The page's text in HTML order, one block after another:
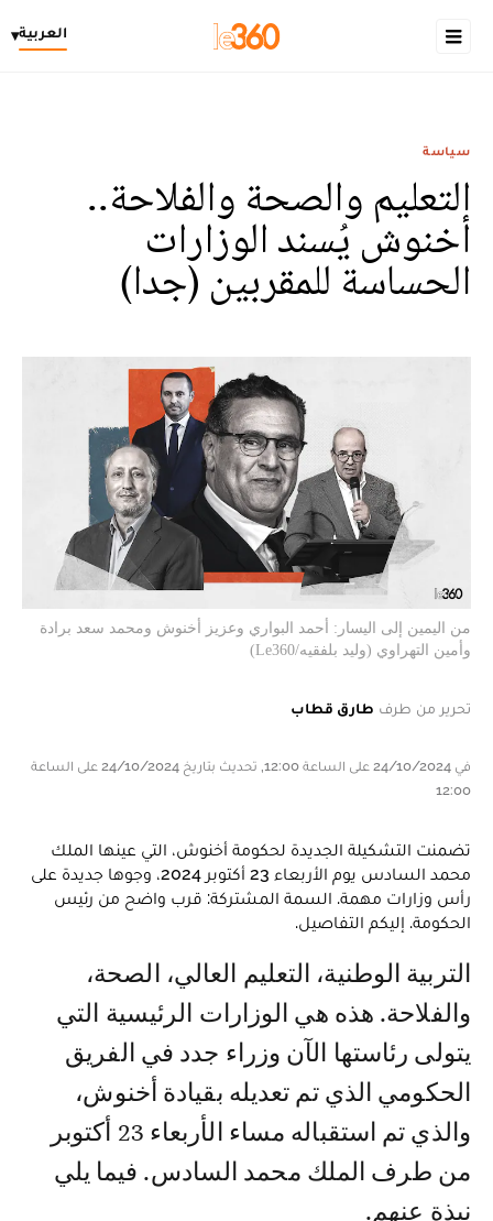
العربية▾
سياسة
التعليم والصحة والفلاحة..
أخنوش يُسند الوزارات
الحساسة للمقربين (جدا)
من اليمين إلى اليسار: أحمد البواري وعزيز أخنوش ومحمد سعد برادة
وأمين التهراوي (وليد بلفقيه/Le360)
تحرير من طرف طارق قطاب
في 24/10/2024 على الساعة 12:00, تحديث بتاريخ 24/10/2024 على الساعة
12:00
تضمنت التشكيلة الجديدة لحكومة أخنوش، التي عينها الملك
محمد السادس يوم الأربعاء 23 أكتوبر 2024، وجوها جديدة على
رأس وزارات مهمة. السمة المشتركة: قرب واضح من رئيس
الحكومة. إليكم التفاصيل.
التربية الوطنية، التعليم العالي، الصحة،
والفلاحة. هذه هي الوزارات الرئيسية التي
يتولى رئاستها الآن وزراء جدد في الفريق
الحكومي الذي تم تعديله بقيادة أخنوش،
والذي تم استقباله مساء الأربعاء 23 أكتوبر
من طرف الملك محمد السادس. فيما يلي
نبذة عنهم.